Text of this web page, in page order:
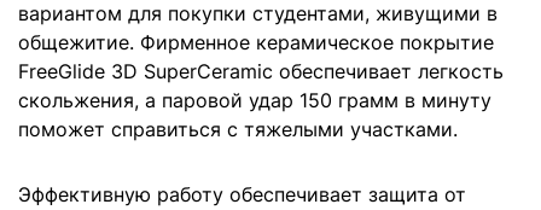
вариантом для покупки студентами, живущими в
общежитие. Фирменное керамическое покрытие
FreeGlide 3D SuperCeramic обеспечивает легкость
скольжения, а паровой удар 150 грамм в минуту
поможет справиться с тяжелыми участками.
Эффективную работу обеспечивает защита от